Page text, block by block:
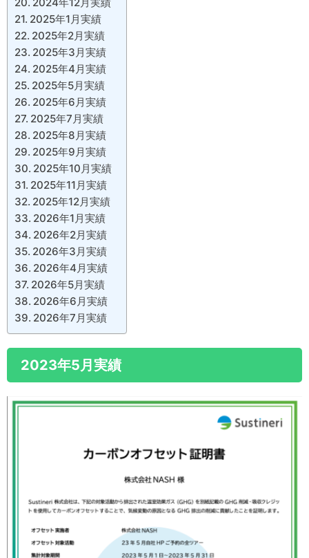
2025年1月実績
2025年2月実績
2025年3月実績
2025年4月実績
2025年5月実績
2025年6月実績
2025年7月実績
2025年8月実績
2025年9月実績
2025年10月実績
2025年11月実績
2025年12月実績
2026年1月実績
2026年2月実績
2026年3月実績
2026年4月実績
2026年5月実績
2026年6月実績
2026年7月実績
2023年5月実績